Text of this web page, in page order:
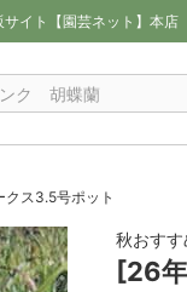
サイト【園芸ネット】本店
ス3.5号ポット
秋おす
[26